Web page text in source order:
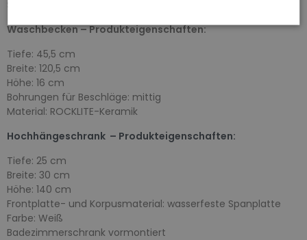
Waschbecken – Produkteigenschaften:
Tiefe: 45,5 cm
Breite: 120,5 cm
Höhe: 16 cm
Bohrungen für Beschläge: mittig
Material: ROCKLITE-Keramik
Hochhängeschrank – Produkteigenschaften:
Tiefe: 25 cm
Breite: 30 cm
Höhe: 140 cm
Frontplatte- und Korpusmaterial: wasserfeste Spanplatte
Farbe: Weiß
Badezimmerschrank vormontiert